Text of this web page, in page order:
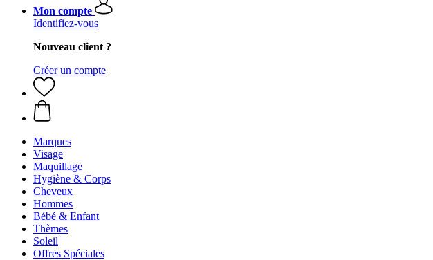
Mon compte
Identifiez-vous
Nouveau client ?
Créer un compte
Marques
Visage
Maquillage
Hygiène & Corps
Cheveux
Hommes
Bébé & Enfant
Thèmes
Soleil
Offres Spéciales